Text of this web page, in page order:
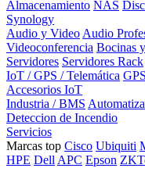
Almacenamiento NAS
Synology
Audio y Video Audio
Videoconferencia Bocinas
Servidores Servidores Rack
IoT / GPS / Telemática
Accesorios IoT
Industria / BMS
Deteccion de Incendio
Servicios
Marcas top Cisco Ubiquiti
HPE Dell APC Epson